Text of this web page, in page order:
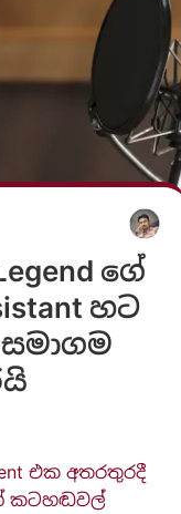
ගේ
හට
සමාගම
එක අතරතුරදී
කටහඬවල්